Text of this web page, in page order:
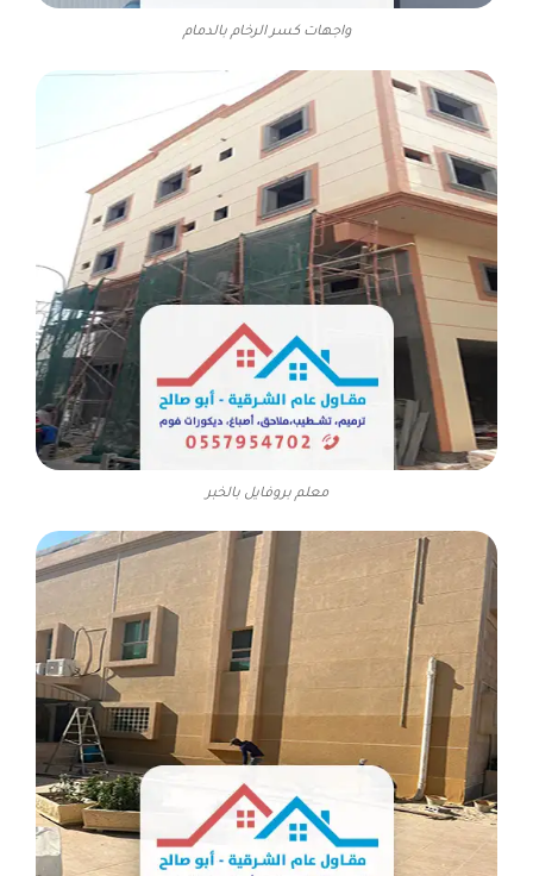
واجهات كسر الرخام بالدمام
معلم بروفايل بالخبر